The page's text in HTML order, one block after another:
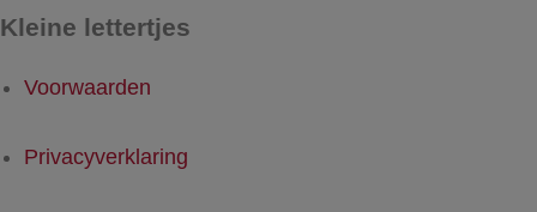
Kleine lettertjes
Voorwaarden
Privacyverklaring